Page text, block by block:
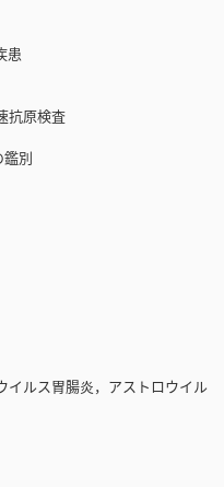
患
抗原検査
別
ルス胃腸炎，アストロウイル